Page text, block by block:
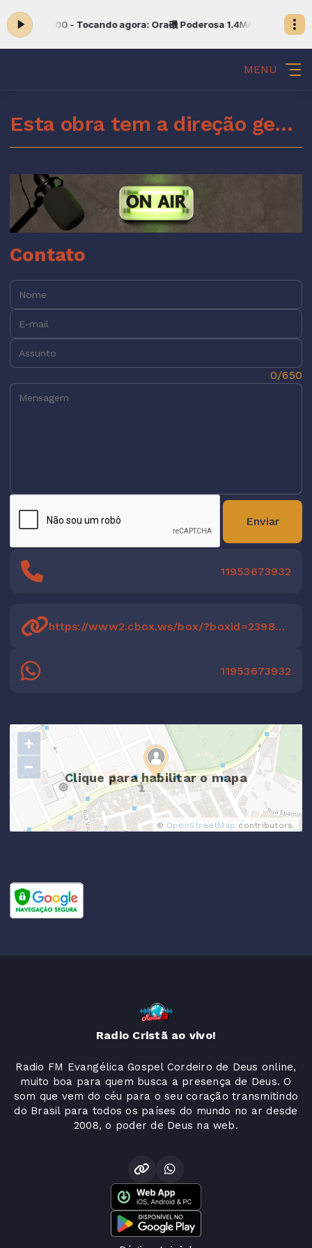
às 09:00 - Tocando agora: Ora磯 Poderosa 1.4MANHÃ COM
MENU
Esta obra tem a direção geral do Espírito Santo de Deus
Contato
Nome:
E-mail:
Assunto:
0/650
Enviar
11953673932
https://www2.cbox.ws/box/?boxid=2398467&boxtag=bpltsl
11953673932
Clique para habilitar o mapa
+
−
© OpenStreetMap contributors.
Radio Cristã ao vivo!
Radio FM Evangélica Gospel Cordeiro de Deus online,
muito boa para quem busca a presença de Deus. O
som que vem do céu para o seu coração transmitindo
do Brasil para todos os países do mundo no ar desde
2008, o poder de Deus na web.